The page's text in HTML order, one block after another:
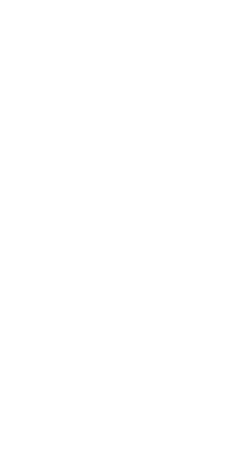
(FLS) vahvistuksen
ja DataRaptorien
aikana.
ONGELMASI?
voimme kehittyä!